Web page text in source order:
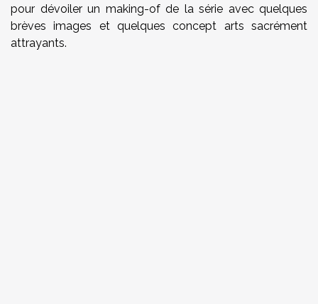
pour dévoiler un making-of de la série avec quelques
brèves images et quelques concept arts sacrément
attrayants.